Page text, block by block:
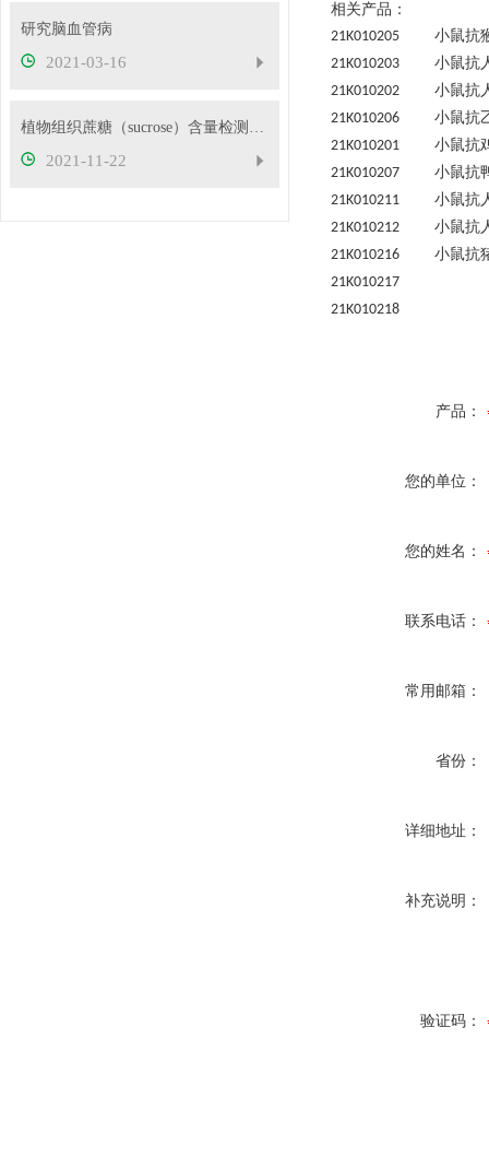
研究脑血管病
2021-03-16
植物组织蔗糖（sucrose）含量检测原理！
2021-11-22
相关产品：
21K010205
小鼠抗
21K010203
小鼠抗
21K010202
小鼠抗
21K010206
小鼠抗
21K010201
小鼠抗
21K010207
小鼠抗
21K010211
小鼠抗
21K010212
小鼠抗
21K010216
小鼠抗
产品：
您的单位：
您的姓名：
联系电话：
常用邮箱：
省份：
详细地址：
补充说明：
验证码：